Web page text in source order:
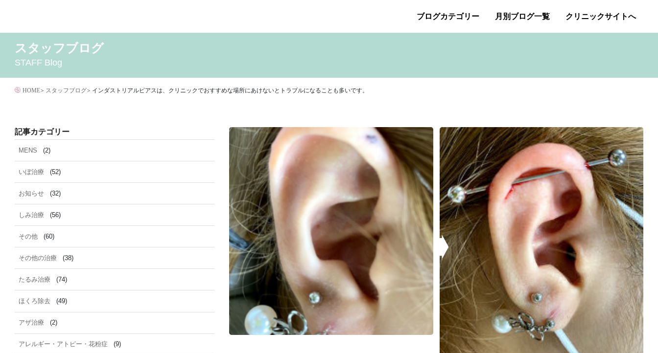
テ
へ
ブログカテゴリー
MENS いぼ治療
イボクリア
ダイエット
トーニング ニキビクリア ニキビ治療 ニキビ痕の凹み（ニキビ痕のクレーター）
ニキビ痕の凹み（ニキビ痕のクレーター）オリジナルピーリング
ニキビ跡・凹みクレーター治療
ニキビ跡治療 ヒアルロン酸分解除去 ヒアルロン酸注入
脂肪溶解注射（BNLS）
花粉症 血管開き 雑誌掲載 食べ物 ＹＡＧレーザー
月別ブログ一覧
2026年8月 2026年7月
クリニックサイトへ
スタッフブログ
STAFF Blog
HOME> スタッフブログ> インダストリアルピアスは、クリニックでおすすめな場所にあけないとトラブルになることも多いです。
記事カテゴリー
MENS (2)
いぼ治療 (52)
お知らせ (32)
しみ治療 (56)
その他 (60)
その他の治療 (38)
たるみ治療 (74)
ほくろ除去 (49)
アザ治療 (2)
アレルギー・アトピー・花粉症 (9)